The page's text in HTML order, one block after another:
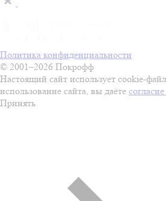
Политика конфиденциальности
© 2001–2026 Покрофф
Настоящий сайт использует cookie-
использование сайта, вы даёте
Принять